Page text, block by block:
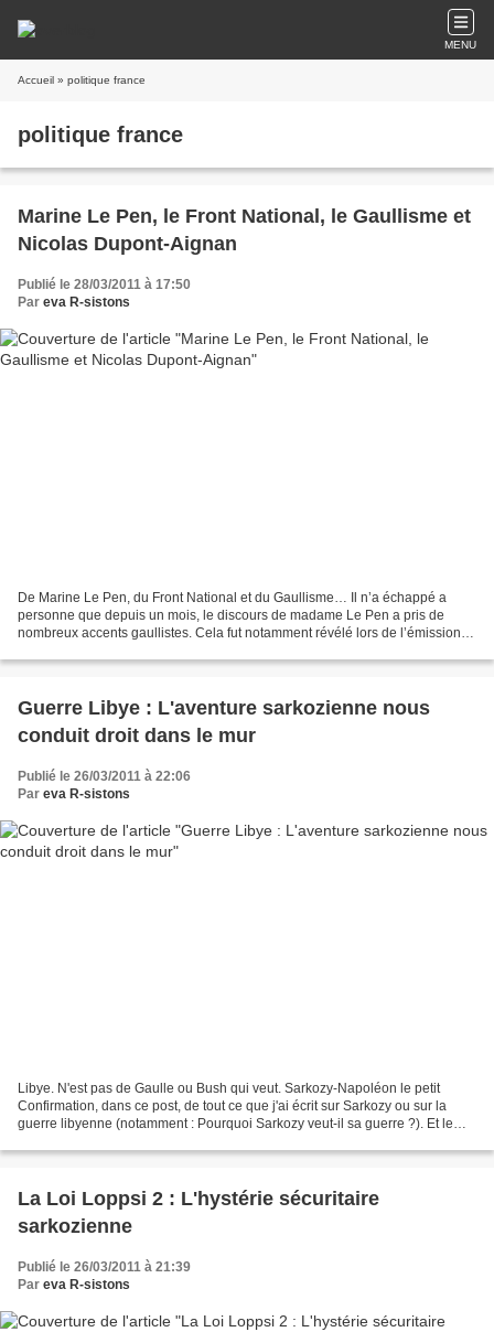
MENU
Accueil » politique france
politique france
Marine Le Pen, le Front National, le Gaullisme et
Nicolas Dupont-Aignan
Publié le 28/03/2011 à 17:50
Par eva R-sistons
De Marine Le Pen, du Front National et du Gaullisme… Il n’a échappé a
personne que depuis un mois, le discours de madame Le Pen a pris de
nombreux accents gaullistes. Cela fut notamment révélé lors de l’émission «
Guerre Libye : L'aventure sarkozienne nous
conduit droit dans le mur
Publié le 26/03/2011 à 22:06
Par eva R-sistons
Libye. N'est pas de Gaulle ou Bush qui veut. Sarkozy-Napoléon le petit
Confirmation, dans ce post, de tout ce que j'ai écrit sur Sarkozy ou sur la
guerre libyenne (notamment : Pourquoi Sarkozy veut-il sa guerre ?). Et le
La Loi Loppsi 2 : L'hystérie sécuritaire
sarkozienne
Publié le 26/03/2011 à 21:39
Par eva R-sistons